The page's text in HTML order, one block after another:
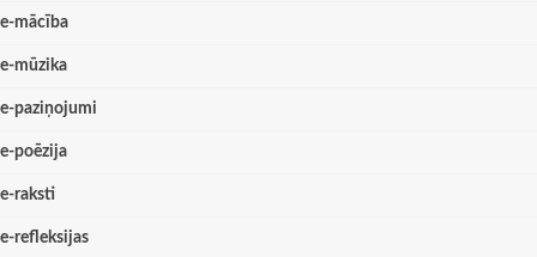
e-mācība
e-mūzika
e-paziņojumi
e-poēzija
e-raksti
e-refleksijas